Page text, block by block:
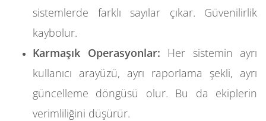
sistemlerde farklı sayılar çıkar. Güvenilirlik
kaybolur.
Karmaşık Operasyonlar: Her sistemin ayrı
kullanıcı arayüzü, ayrı raporlama şekli, ayrı
güncelleme döngüsü olur. Bu da ekiplerin
verimliliğini düşürür.